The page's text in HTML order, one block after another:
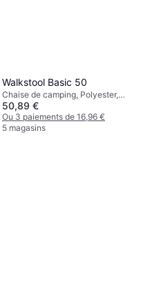
Walkstool Basic 50
Chaise de camping, Polyester,
Aluminium
50,89 €
Ou 3 paiements de 16,96 €
5 magasins